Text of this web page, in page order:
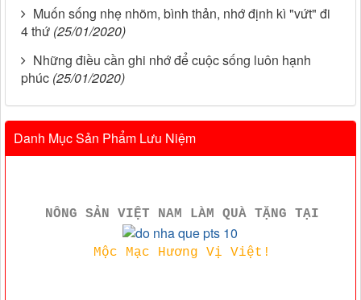
Muốn sống nhẹ nhõm, bình thản, nhớ định kì "vứt" đi
4 thứ (25/01/2020)
Những điều cần ghi nhớ để cuộc sống luôn hạnh
phúc (25/01/2020)
Danh Mục Sản Phẩm Lưu Niệm
NÔNG SẢN VIỆT NAM LÀM QUÀ TẶNG TẠI
Mộc Mạc Hương Vị Việt!